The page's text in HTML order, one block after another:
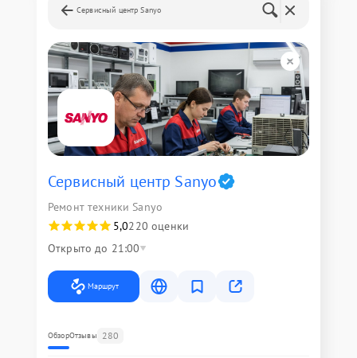
Сервисный центр Sanyo
Сервисный центр Sanyo
Ремонт техники Sanyo
5,0220 оценки
Открыто до 21:00
Маршрут
ОбзорОтзывы 280